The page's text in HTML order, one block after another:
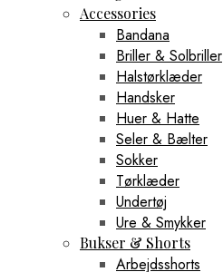
Accessories
Bandana
Briller & Solbriller
Halstørklæder
Handsker
Huer & Hatte
Seler & Bælter
Sokker
Tørklæder
Undertøj
Ure & Smykker
Bukser & Shorts
Arbejdsshorts